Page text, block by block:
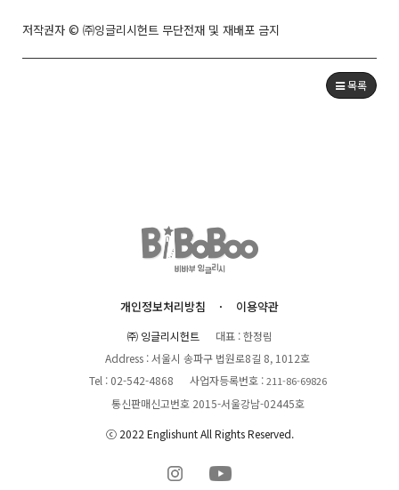
저작권자 © ㈜잉글리시헌트 무단전재 및 재배포 금지
목록
개인정보처리방침 이용약관
㈜ 잉글리시헌트
대표 : 한정림
Address : 서울시 송파구 법원로8길 8, 1012호
Tel : 02-542-4868
사업자등록번호 :211-86-69826
통신판매신고번호 2015-서울강남-02445호
ⓒ 2022 Englishunt All Rights Reserved.